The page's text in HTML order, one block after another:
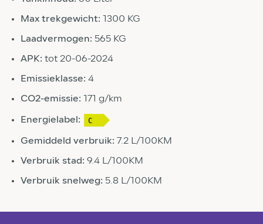
Max trekgewicht: 1300 KG
Laadvermogen: 565 KG
APK: tot 20-06-2024
Emissieklasse: 4
CO2-emissie: 171 g/km
Energielabel:
Gemiddeld verbruik: 7.2 L/100KM
Verbruik stad: 9.4 L/100KM
Verbruik snelweg: 5.8 L/100KM